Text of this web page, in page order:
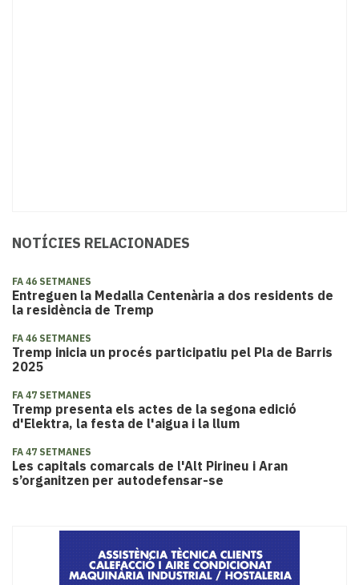
NOTÍCIES RELACIONADES
FA 46 SETMANES
Entreguen la Medalla Centenària a dos residents de
la residència de Tremp
FA 46 SETMANES
Tremp inicia un procés participatiu pel Pla de Barris
2025
FA 47 SETMANES
Tremp presenta els actes de la segona edició
d'Elektra, la festa de l'aigua i la llum
FA 47 SETMANES
Les capitals comarcals de l'Alt Pirineu i Aran
s’organitzen per autodefensar-se